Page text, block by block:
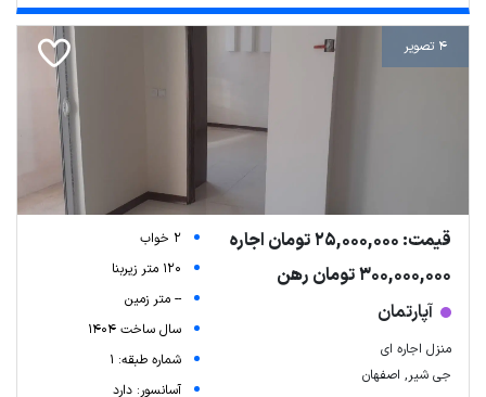
4 تصویر
قیمت: 25,000,000 تومان اجاره
300,000,000 تومان رهن
آپارتمان
منزل اجاره ای
جی شیر, اصفهان
2 خواب
120 متر زیربنا
-- متر زمین
سال ساخت 1404
شماره طبقه: 1
آسانسور: دارد